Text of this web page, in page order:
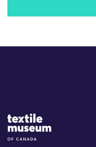
Site Logo